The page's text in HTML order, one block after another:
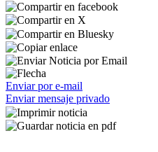
Enviar por e-mail
Enviar mensaje privado